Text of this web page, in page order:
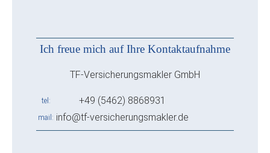
Ich freue mich auf Ihre Kontaktaufnahme
TF-Versicherungsmakler GmbH
tel +49 (5462) 8868931
mail info@tf-versicherungsmakler.de